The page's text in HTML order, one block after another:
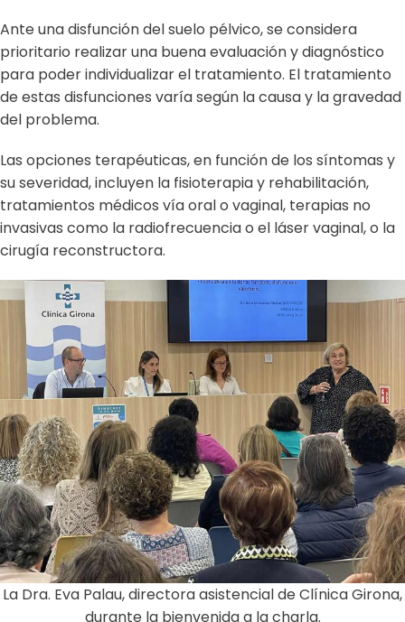
Ante una disfunción del suelo pélvico, se considera
prioritario realizar una buena evaluación y diagnóstico
para poder individualizar el tratamiento. El tratamiento
de estas disfunciones varía según la causa y la gravedad
del problema.
Las opciones terapéuticas, en función de los síntomas y
su severidad, incluyen la fisioterapia y rehabilitación,
tratamientos médicos vía oral o vaginal, terapias no
invasivas como la radiofrecuencia o el láser vaginal, o la
cirugía reconstructora.
La Dra. Eva Palau, directora asistencial de Clínica Girona,
durante la bienvenida a la charla.